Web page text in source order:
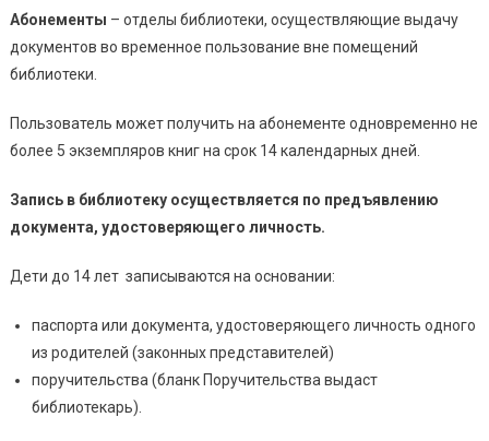
Абонементы – отделы библиотеки, осуществляющие выдачу
документов во временное пользование вне помещений
библиотеки.
Пользователь может получить на абонементе одновременно не
более 5 экземпляров книг на срок 14 календарных дней.
Запись в библиотеку осуществляется по предъявлению
документа, удостоверяющего личность.
Дети до 14 лет записываются на основании:
паспорта или документа, удостоверяющего личность одного
из родителей (законных представителей)
поручительства (бланк Поручительства выдаст
библиотекарь).